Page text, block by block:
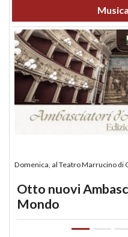
Domenica, al Teatro Marrucino di
Otto nuovi
Mondo